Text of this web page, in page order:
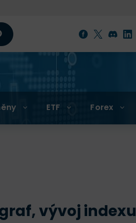
ETF Forex
graf, vývoj indexu